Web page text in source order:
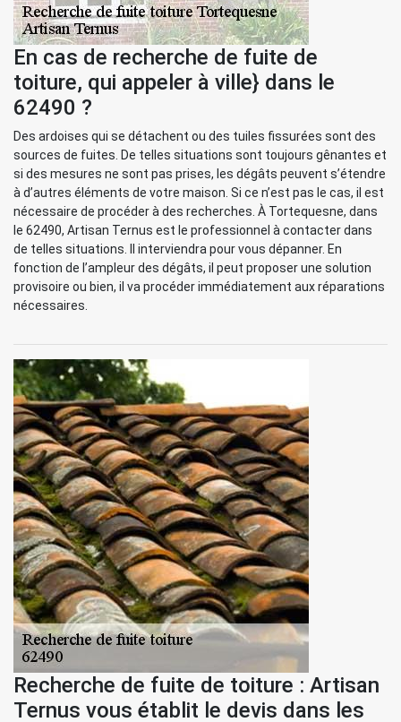
En cas de recherche de fuite de
toiture, qui appeler à ville} dans le
62490 ?
Des ardoises qui se détachent ou des tuiles fissurées sont des
sources de fuites. De telles situations sont toujours gênantes et
si des mesures ne sont pas prises, les dégâts peuvent s’étendre
à d’autres éléments de votre maison. Si ce n’est pas le cas, il est
nécessaire de procéder à des recherches. À Tortequesne, dans
le 62490, Artisan Ternus est le professionnel à contacter dans
de telles situations. Il interviendra pour vous dépanner. En
fonction de l’ampleur des dégâts, il peut proposer une solution
provisoire ou bien, il va procéder immédiatement aux réparations
nécessaires.
Recherche de fuite de toiture : Artisan
Ternus vous établit le devis dans les